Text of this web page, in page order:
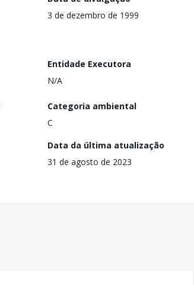
3 de dezembro de 1999
Entidade Executora
N/A
Categoria ambiental
C
Data da última atualização
31 de agosto de 2023